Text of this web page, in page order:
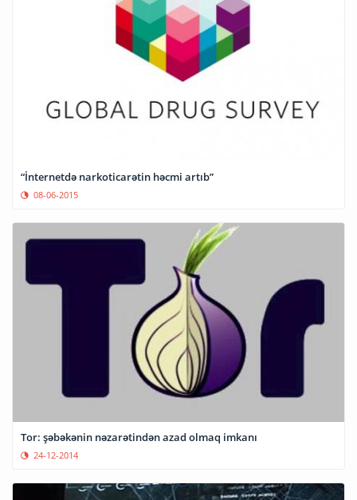
“İnternetdə narkoticarətin həcmi artıb”
08-06-2015
Tor: şəbəkənin nəzarətindən azad olmaq imkanı
24-12-2014